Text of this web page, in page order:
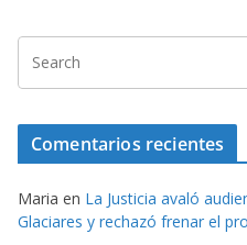
Comentarios recientes
Maria en La Justicia avaló
Glaciares y rechazó frenar el